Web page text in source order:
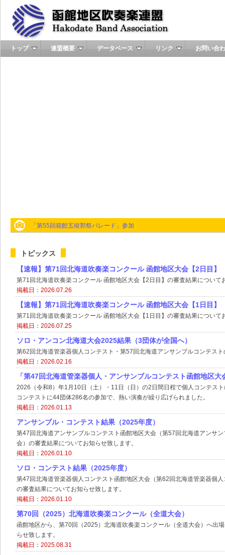
トップ 連盟概要 データベース リンク お問い合
「第55回箱館五稜郭祭パレード」参加
トピックス
【速報】第71回北海道吹奏楽コンクール 函館地区大会【2日目】
第71回北海道吹奏楽コンクール 函館地区大会【2日目】の審査結果について
掲載日：2026.07.26
【速報】第71回北海道吹奏楽コンクール 函館地区大会【1日目】
第71回北海道吹奏楽コンクール 函館地区大会【1日目】の審査結果について
掲載日：2026.07.25
ソロ・アンコン北海道大会2025結果（3団体が全国へ）
第62回北海道管楽器個人コンテスト・第57回北海道アンサンブルコンテス
掲載日：2026.02.16
「第47回北海道管楽器個人・アンサンブルコンテスト函館地区大
2026（令和8）年1月10日（土）・11日（日）の2日間日程で個人コンテス
コンテストに44団体286名の参加で、熱い演奏が繰り広げられました。
掲載日：2026.01.13
アンサンブル・コンテスト結果（2025年度）
第47回北海道アンサンブルコンテスト函館地区大会（第57回北海道アンサ
会）の審査結果についてお知らせ致します。
掲載日：2026.01.10
ソロ・コンテスト結果（2025年度）
第47回北海道管楽器個人コンテスト函館地区大会（第62回北海道管楽器個
の審査結果についてお知らせ致します。
掲載日：2026.01.10
第70回（2025）北海道吹奏楽コンクール（全道大会）
函館地区から、第70回（2025）北海道吹奏楽コンクール（全道大会）へ出
らせ致します。
掲載日：2025.08.31